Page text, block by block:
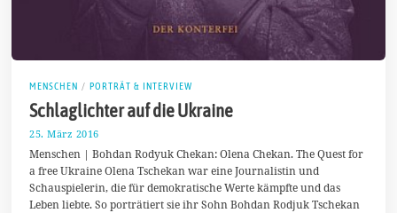
MENSCHEN / PORTRÄT & INTERVIEW
Schlaglichter auf die Ukraine
25. März 2016
.
M
ä
r
Menschen | Bohdan Rodyuk Chekan: Olena Chekan. The Quest for
a free Ukraine Olena Tschekan war eine Journalistin und
Schauspielerin, die für demokratische Werte kämpfte und das
Leben liebte. So porträtiert sie ihr Sohn Bohdan Rodjuk Tschekan